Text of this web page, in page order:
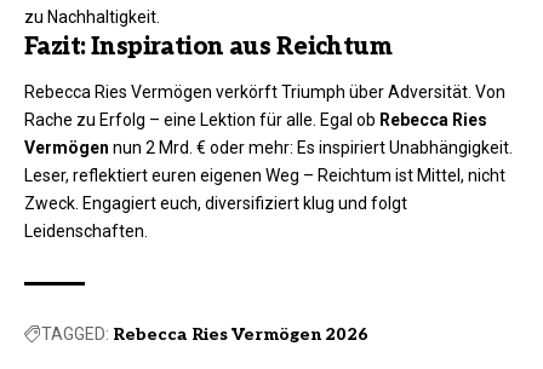
zu Nachhaltigkeit.
Fazit: Inspiration aus Reichtum
Rebecca Ries Vermögen verkörft Triumph über Adversität. Von
Rache zu Erfolg – eine Lektion für alle. Egal ob Rebecca Ries
Vermögen nun 2 Mrd. € oder mehr: Es inspiriert Unabhängigkeit.
Leser, reflektiert euren eigenen Weg – Reichtum ist Mittel, nicht
Zweck. Engagiert euch, diversifiziert klug und folgt
Leidenschaften.
TAGGED: Rebecca Ries Vermögen 2026